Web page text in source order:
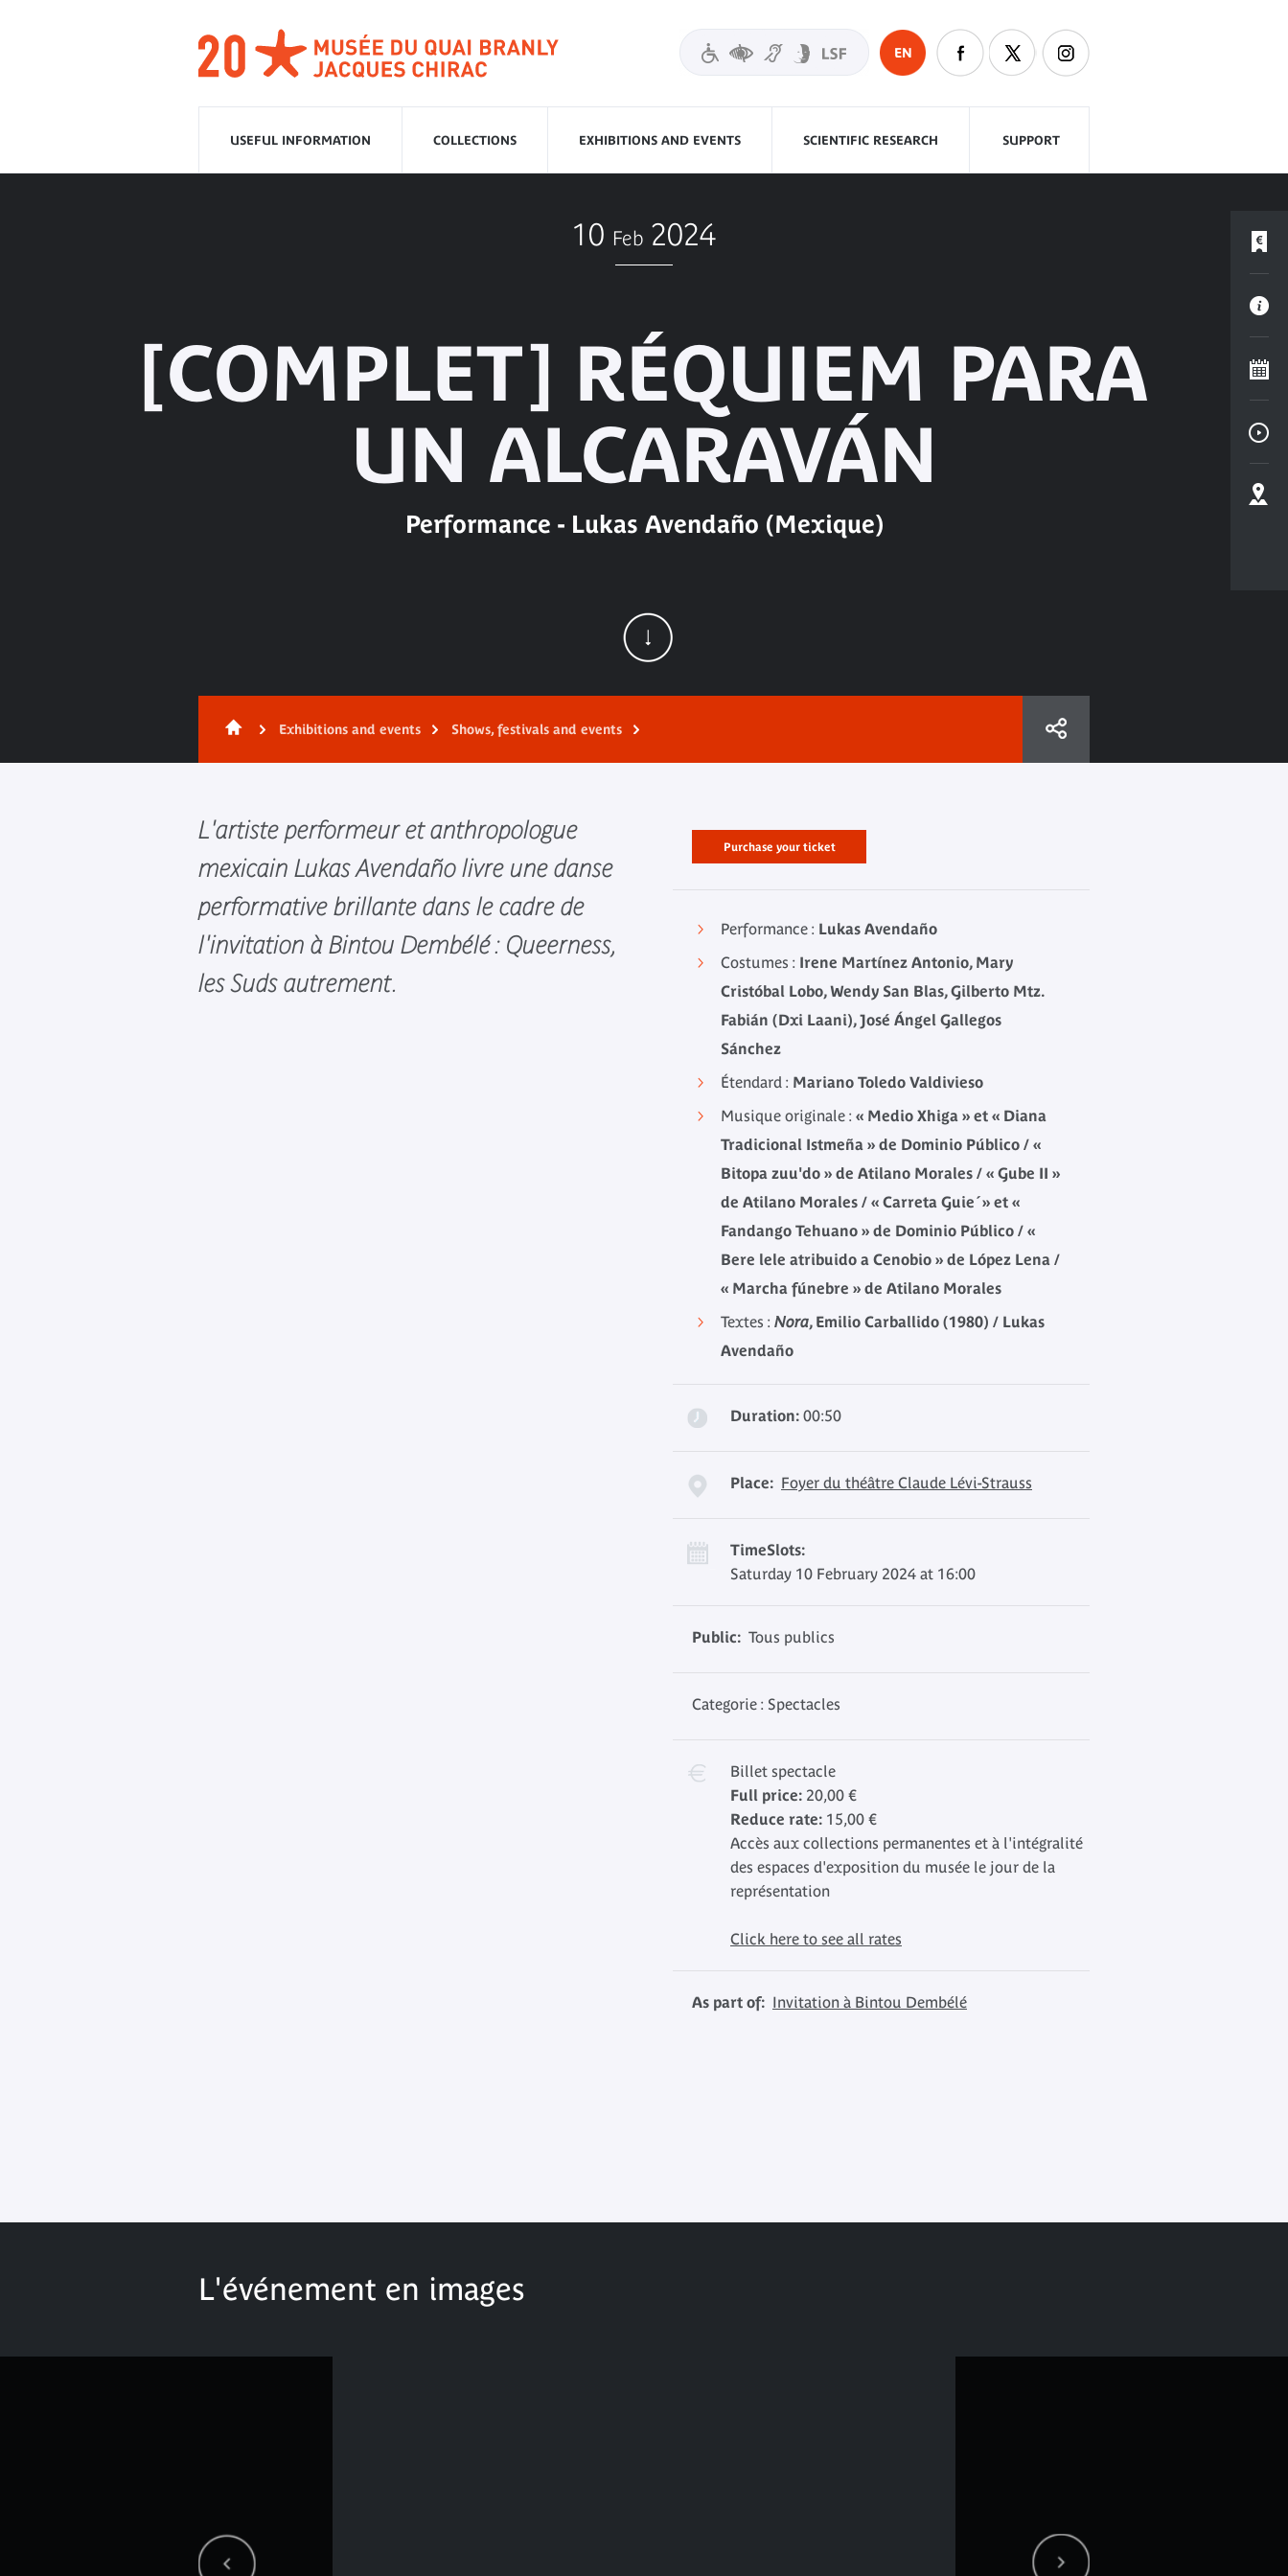
EN
USEFUL INFORMATION COLLECTIONS EXHIBITIONS AND EVENTS SCIENTIFIC RESEARCH SUPPORT
10 Feb 2024
[COMPLET] RÉQUIEM PARA
UN ALCARAVÁN
Performance - Lukas Avendaño (Mexique)
Exhibitions and events Shows, festivals and events
L'artiste performeur et anthropologue
mexicain Lukas Avendaño livre une danse
performative brillante dans le cadre de
l'invitation à Bintou Dembélé : Queerness,
les Suds autrement.
Purchase your ticket
Performance : Lukas Avendaño
Costumes : Irene Martínez Antonio, Mary
Cristóbal Lobo, Wendy San Blas, Gilberto Mtz.
Fabián (Dxi Laani), José Ángel Gallegos
Sánchez
Étendard : Mariano Toledo Valdivieso
Musique originale : « Medio Xhiga » et « Diana
Tradicional Istmeña » de Dominio Público / «
Bitopa zuu'do » de Atilano Morales / « Gube II »
de Atilano Morales / « Carreta Guie´» et «
Fandango Tehuano » de Dominio Público / «
Bere lele atribuido a Cenobio » de López Lena /
« Marcha fúnebre » de Atilano Morales
Textes : Nora, Emilio Carballido (1980) / Lukas
Avendaño
Duration: 00:50
Place: Foyer du théâtre Claude Lévi-Strauss
TimeSlots:
Saturday 10 February 2024 at 16:00
Public: Tous publics
Categorie : Spectacles
Billet spectacle
Full price: 20,00 €
Reduce rate: 15,00 €
Accès aux collections permanentes et à l'intégralité
des espaces d'exposition du musée le jour de la
représentation
Click here to see all rates
As part of: Invitation à Bintou Dembélé
L'événement en images